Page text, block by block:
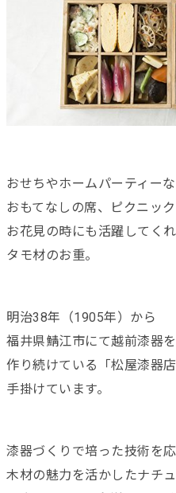
おせちやホームパーティー
おもてなしの席、ピクニック
お花見の時にも活躍してく
タモ材のお重。
明治38年（1905年）から
福井県鯖江市にて越前漆器を
作り続けている「松屋漆器
手掛けています。
漆器づくりで培った技術を応
木材の魅力を活かしたナチ